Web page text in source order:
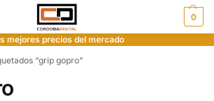
0
mejores precios del mercado
“grip gopro”